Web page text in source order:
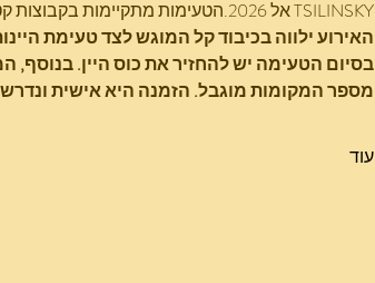
TSILINSKY אל 2026.הטעימות מתקיימות בקבוצות קטנות, באווירה מקצועית ועם ליווי אישי.
האירוע ילווה בכיבוד קל המוגש לצד טעימת
בסיום הטעימה יש להחזיר את כוס היין. בנוסף,
מספר המקומות מוגבל. הזמנה היא אישית
עוד